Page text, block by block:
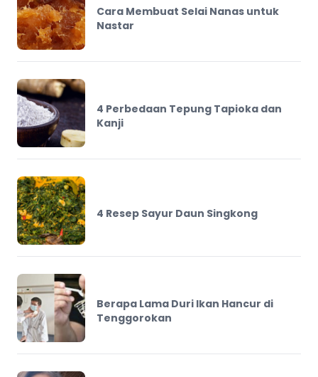
Cara Membuat Selai Nanas untuk
Nastar
4 Perbedaan Tepung Tapioka dan
Kanji
4 Resep Sayur Daun Singkong
Berapa Lama Duri Ikan Hancur di
Tenggorokan